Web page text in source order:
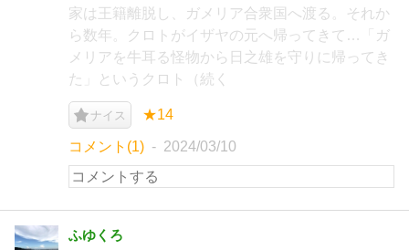
家は王籍離脱し、ガメリア合衆国へ渡る。それか
ら数年。クロトがイザヤの元へ帰ってきて…「ガ
メリアを牛耳る怪物から日之雄を守りに帰ってき
た」というクロト（続く
ナイス ★14
コメント(1) 2024/03/10
ふゆくろ